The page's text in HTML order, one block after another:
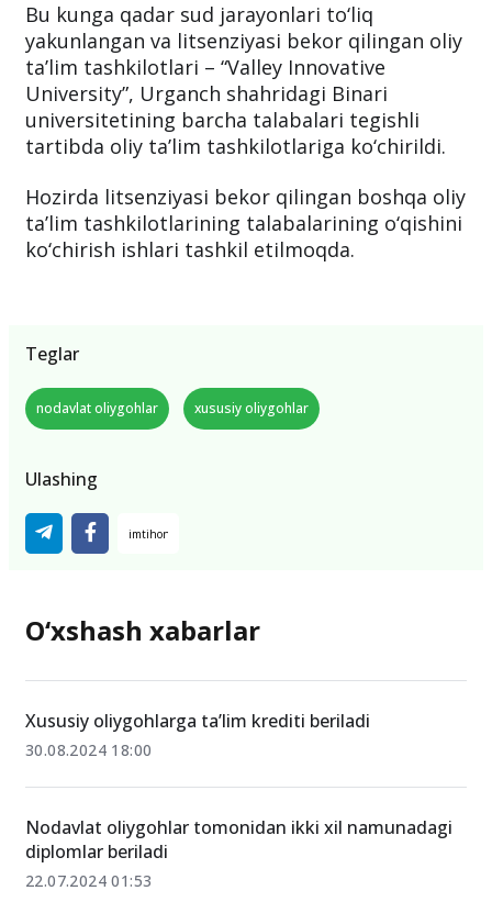
Bu kunga qadar sud jarayonlari to‘liq
yakunlangan va litsenziyasi bekor qilingan oliy
ta’lim tashkilotlari – “Valley Innovative
University”, Urganch shahridagi Binari
universitetining barcha talabalari tegishli
tartibda oliy ta’lim tashkilotlariga ko‘chirildi.
Hozirda litsenziyasi bekor qilingan boshqa oliy
ta’lim tashkilotlarining talabalarining o‘qishini
ko‘chirish ishlari tashkil etilmoqda.
Teglar
nodavlat oliygohlar xususiy oliygohlar
Ulashing
O‘xshash xabarlar
Xususiy oliygohlarga ta’lim krediti beriladi
30.08.2024 18:00
Nodavlat oliygohlar tomonidan ikki xil namunadagi
diplomlar beriladi
22.07.2024 01:53